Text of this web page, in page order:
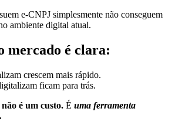
e-CNPJ simplesmente não conseguem
ambiente digital atual.
mercado é clara:
crescem mais rápido.
ficam para trás.
é um custo. É uma ferramenta